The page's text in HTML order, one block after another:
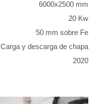
6000x2500 mm
20 Kw
50 mm sobre Fe
Carga y descarga de chapa
2020